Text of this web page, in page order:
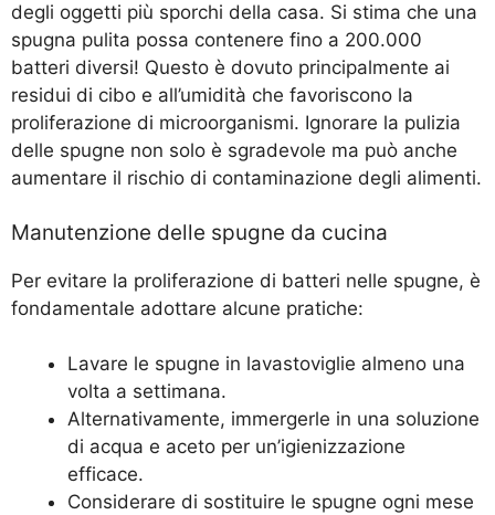
degli oggetti più sporchi della casa. Si stima che una
spugna pulita possa contenere fino a 200.000
batteri diversi! Questo è dovuto principalmente ai
residui di cibo e all’umidità che favoriscono la
proliferazione di microorganismi. Ignorare la pulizia
delle spugne non solo è sgradevole ma può anche
aumentare il rischio di contaminazione degli alimenti.
Manutenzione delle spugne da cucina
Per evitare la proliferazione di batteri nelle spugne, è
fondamentale adottare alcune pratiche:
Lavare le spugne in lavastoviglie almeno una
volta a settimana.
Alternativamente, immergerle in una soluzione
di acqua e aceto per un’igienizzazione
efficace.
Considerare di sostituire le spugne ogni mese